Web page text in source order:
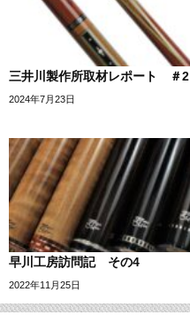
三井川製作所取材レポート ＃2
2024年7月23日
早川工房訪問記 その4
2022年11月25日